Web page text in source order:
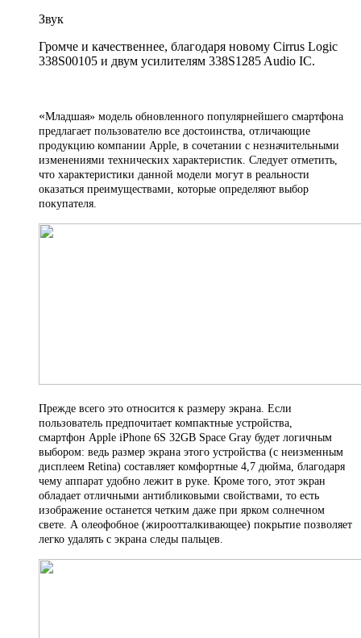
Звук
Громче и качественнее, благодаря новому Cirrus Logic
338S00105 и двум усилителям 338S1285 Audio IC.
«Младшая» модель обновленного популярнейшего смартфона
предлагает пользователю все достоинства, отличающие
продукцию компании Apple, в сочетании с незначительными
изменениями технических характеристик. Следует отметить,
что характеристики данной модели могут в реальности
оказаться преимуществами, которые определяют выбор
покупателя.
Прежде всего это относится к размеру экрана. Если
пользователь предпочитает компактные устройства,
смартфон Apple iPhone 6S 32GB Space Gray будет логичным
выбором: ведь размер экрана этого устройства (с неизменным
дисплеем Retina) составляет комфортные 4,7 дюйма, благодаря
чему аппарат удобно лежит в руке. Кроме того, этот экран
обладает отличными антибликовыми свойствами, то есть
изображение останется четким даже при ярком солнечном
свете. А олеофобное (жироотталкивающее) покрытие позволяет
легко удалять с экрана следы пальцев.